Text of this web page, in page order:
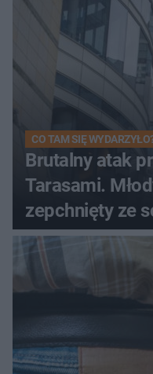
CO TAM SIĘ
Brutalny atak
Tarasami.
zepchnięty ze
nagranie krąży